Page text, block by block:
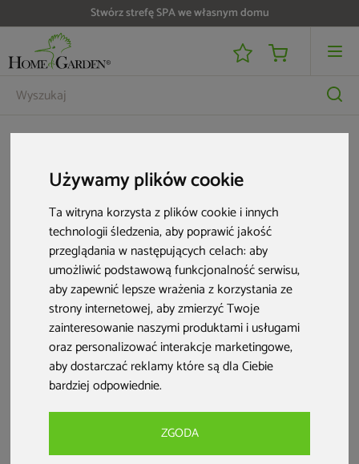
Używamy plików cookie
Ta witryna korzysta z plików cookie i innych
technologii śledzenia, aby poprawić jakość
przeglądania w następujących celach:aby
umożliwić podstawową funkcjonalność serwisu,
aby zapewnić lepsze wrażenia z korzystania ze
strony internetowej,aby zmierzyć Twoje
zainteresowanie naszymi produktami i usługami
oraz personalizować interakcje marketingowe,
aby dostarczać reklamy które są dla Ciebie
bardziej odpowiednie.
ZGODA
Stwórz strefę SPA we własnym domu
Meble dla biznesu Stoliki HoReCa Stolik Siesta Ocean Side Taupe